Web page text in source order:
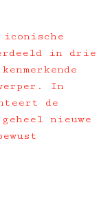
in drie
In
de
nieuwe